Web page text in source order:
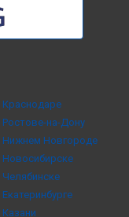
Краснодаре
Ростове-на-Дону
Нижнем Новгороде
Новосибирске
Челябинске
Екатеринбурге
Казани